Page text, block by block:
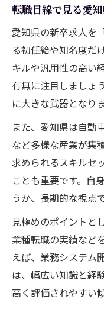
転職目線で見る愛
愛知県の新卒求人を
る初任給や知名度だ
キルや汎用性の高い
有無に注目しましょ
に大きな武器となりま
また、愛知県は自動
など多様な産業が集
求められるスキルセ
ことも重要です。自
うか、長期的な視点
見極めのポイントと
業種転職の実績など
えば、業務システム
は、幅広い知識と経
高く評価されやすい